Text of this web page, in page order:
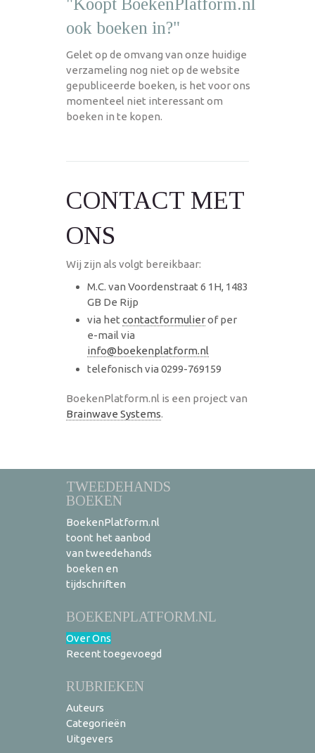
ook boeken in?"
Gelet op de omvang van onze huidige
verzameling nog niet op de website
gepubliceerde boeken, is het voor ons
momenteel niet interessant om
boeken in te kopen.
CONTACT MET
ONS
Wij zijn als volgt bereikbaar:
M.C. van Voordenstraat 6 1H, 1483
GB De Rijp
via hetcontactformulierof per
e-mail via
info@boekenplatform.nl
telefonisch via 0299-769159
BoekenPlatform.nl is een project van
Brainwave Systems.
TWEEDEHANDS
BOEKEN
BoekenPlatform.nl
toont het aanbod
van tweedehands
boeken en
tijdschriften
BOEKENPLATFORM.NL
Over Ons
Recent toegevoegd
RUBRIEKEN
Auteurs
Categorieën
Uitgevers